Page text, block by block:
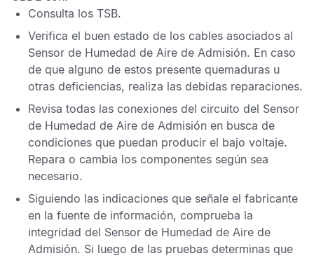
Consulta los TSB.
Verifica el buen estado de los cables asociados al
Sensor de Humedad de Aire de Admisión. En caso
de que alguno de estos presente quemaduras u
otras deficiencias, realiza las debidas reparaciones.
Revisa todas las conexiones del circuito del Sensor
de Humedad de Aire de Admisión en busca de
condiciones que puedan producir el bajo voltaje.
Repara o cambia los componentes según sea
necesario.
Siguiendo las indicaciones que señale el fabricante
en la fuente de información, comprueba la
integridad del Sensor de Humedad de Aire de
Admisión. Si luego de las pruebas determinas que